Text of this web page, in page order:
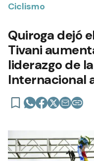
Ciclismo
Quiroga dejó
Tivani
liderazgo de
Internacional